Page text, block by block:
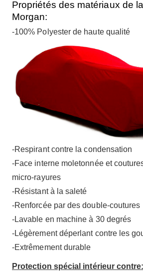
Propriétés des matériaux de
Morgan:
-100% Polyester de haute qualité
-Respirant contre la condensation
-Face interne moletonnée et
micro-rayures
-Résistant à la saleté
-Renforcée par des double-coutures
-Lavable en machine à 30 degrés
-Légèrement déperlant contre les
-Extrêmement durable
Protection spécial intérieur contre: